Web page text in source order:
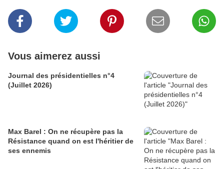
Vous aimerez aussi
Journal des présidentielles n°4
(Juillet 2026)
Max Barel : On ne récupère pas la
Résistance quand on est l'héritier de
ses ennemis